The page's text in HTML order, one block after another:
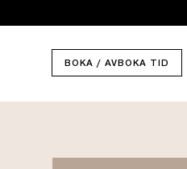
BOKA / AVBOKA TID